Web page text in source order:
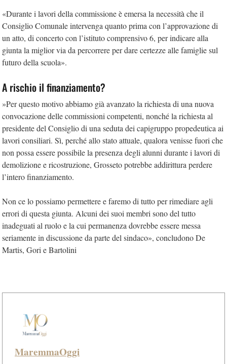
«Durante i lavori della commissione è emersa la necessità che il
Consiglio Comunale intervenga quanto prima con l’approvazione di
un atto, di concerto con l’istituto comprensivo 6, per indicare alla
giunta la miglior via da percorrere per dare certezze alle famiglie sul
futuro della scuola».
A rischio il finanziamento?
»Per questo motivo abbiamo già avanzato la richiesta di una nuova
convocazione delle commissioni competenti, nonché la richiesta al
presidente del Consiglio di una seduta dei capigruppo propedeutica ai
lavori consiliari. Sì, perché allo stato attuale, qualora venisse fuori che
non possa essere possibile la presenza degli alunni durante i lavori di
demolizione e ricostruzione, Grosseto potrebbe addirittura perdere
l’intero finanziamento.
Non ce lo possiamo permettere e faremo di tutto per rimediare agli
errori di questa giunta. Alcuni dei suoi membri sono del tutto
inadeguati al ruolo e la cui permanenza dovrebbe essere messa
seriamente in discussione da parte del sindaco», concludono De
Martis, Gori e Bartolini
MaremmaOggi